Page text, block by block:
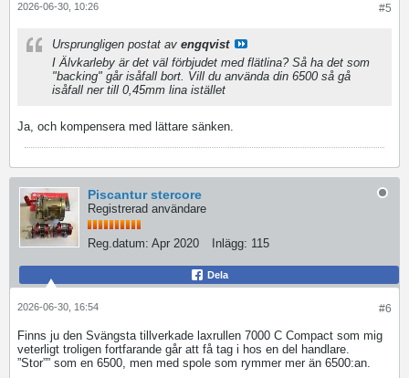
#5
2026-06-30, 10:26
Ursprungligen postat av engqvist
I Älvkarleby är det väl förbjudet med flätlina? Så ha det som
"backing" går isåfall bort. Vill du använda din 6500 så gå
isåfall ner till 0,45mm lina istället
Ja, och kompensera med lättare sänken.
Piscantur stercore
Registrerad användare
Reg.datum: Apr 2020 Inlägg: 115
Dela
#6
2026-06-30, 16:54
Finns ju den Svängsta tillverkade laxrullen 7000 C Compact som mig
veterligt troligen fortfarande går att få tag i hos en del handlare.
”Stor”” som en 6500, men med spole som rymmer mer än 6500:an.